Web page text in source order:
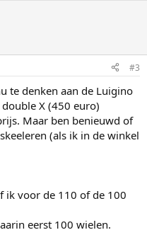
#3
te denken aan de Luigino
X (450 euro)
Maar ben benieuwd of
(als ik in de winkel
ik voor de 110 of de 100
eerst 100 wielen.